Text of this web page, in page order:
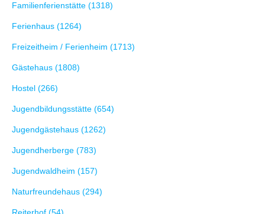
Familienferienstätte (1318)
Ferienhaus (1264)
Freizeitheim / Ferienheim (1713)
Gästehaus (1808)
Hostel (266)
Jugendbildungsstätte (654)
Jugendgästehaus (1262)
Jugendherberge (783)
Jugendwaldheim (157)
Naturfreundehaus (294)